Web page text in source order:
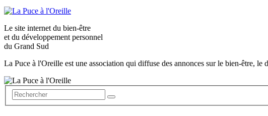
Le site internet du bien-être
et du développement personnel
du Grand Sud
La Puce à l'Oreille est une association qui diffuse des annonces sur le bien-être, le